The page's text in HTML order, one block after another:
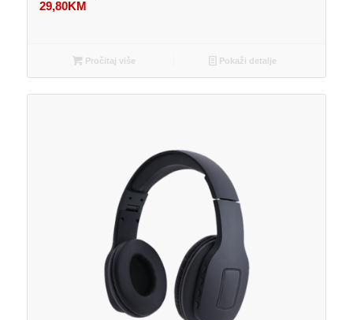
29,80KM
Pročitaj više Pokaži detalje